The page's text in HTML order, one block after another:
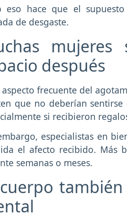
eso hace que el
de desgaste.
después
frecuente del
que no deberían sentirse
si recibieron
especialistas en
el afecto recibido. Más
semanas o meses.